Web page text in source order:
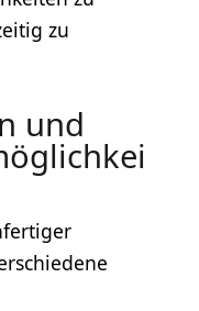
zu
und